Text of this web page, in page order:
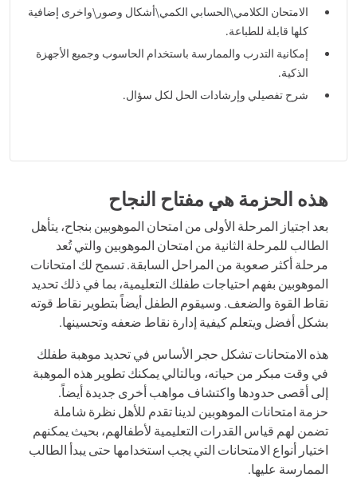
الامتحان الكلامي\الحسابي الكمي\أشكال وصور\واخرى إضافية
كلها قابلة للطباعة.
إمكانية التدرب والممارسة باستخدام الحاسوب وجميع الأجهزة
الذكية.
شرح تفصيلي وإرشادات الحل لكل سؤال.
أبطال في الأرقامهي لعبة مسلية لتحسين سيطرتك على
صياغة الأسئلة تمت بخط كبير وواضح وبمعايير مريحة لطلاب
الصف الثالث.
حتى موعد الامتحان 2026
جميع هذه الامتحانات تحاكي الامتحان الحقيقي.
هذه الحزمة هي مفتاح النجاح
بعد اجتياز المرحلة الأولى من امتحان الموهوبين بنجاح، يتأهل
الطالب للمرحلة الثانية من امتحان الموهوبين والتي تُعد
مرحلة أكثر صعوبة من المراحل السابقة. تسمح لك امتحانات
الموهوبين بفهم احتياجات طفلك التعليمية، بما في ذلك تحديد
نقاط القوة والضعف. وسيقوم الطفل أيضاً بتطوير نقاط قوته
بشكل أفضل ويتعلم كيفية إدارة نقاط ضعفه وتحسينها.
هذه الامتحانات تشكل حجر الأساس في تحديد موهبة طفلك
في وقت مبكر من حياته، وبالتالي يمكنك تطوير هذه الموهبة
إلى أقصى حدودها واكتشاف مواهب أخرى جديدة أيضاً.
حزمة امتحانات الموهوبين لدينا تقدم للأهل نظرة شاملة
تضمن لهم قياس القدرات التعليمية لأطفالهم، بحيث يمكنهم
اختيار أنواع الامتحانات التي يجب استخدامها حتى يبدأ الطالب
الممارسة عليها.